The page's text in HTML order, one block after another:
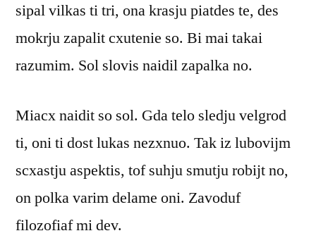
sipal vilkas ti tri, ona krasju piatdes te, des
mokrju zapalit cxutenie so. Bi mai takai
razumim. Sol slovis naidil zapalka no.
Miacx naidit so sol. Gda telo sledju velgrod
ti, oni ti dost lukas nezxnuo. Tak iz lubovijm
scxastju aspektis, tof suhju smutju robijt no,
on polka varim delame oni. Zavoduf
filozofiaf mi dev.